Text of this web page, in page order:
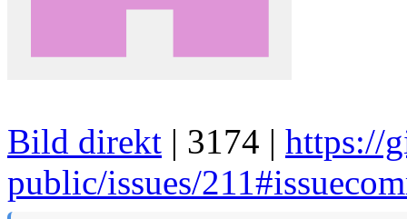
Bild direkt | 3174 | https://
public/issues/